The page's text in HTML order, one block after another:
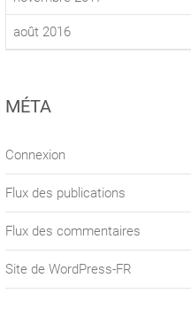
août 2016
MÉTA
Connexion
Flux des publications
Flux des commentaires
Site de WordPress-FR